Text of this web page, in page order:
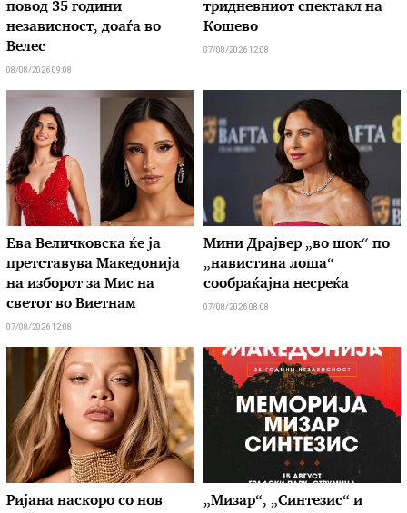
повод 35 години
независност, доаѓа во
Велес
08/08/2026 09:08
тридневниот спектакл на
Кошево
07/08/2026 12:08
Ева Величковска ќе ја
претставува Македонија
на изборот за Мис на
светот во Виетнам
07/08/2026 12:08
Мини Драјвер „во шок“ по
„навистина лоша“
сообраќајна несреќа
07/08/2026 08:08
Ријана наскоро со нов
„Мизар“, „Синтезис“ и